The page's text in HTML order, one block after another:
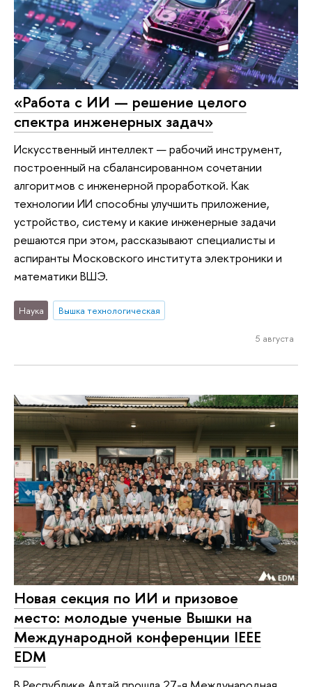
«Работа с ИИ — решение целого
спектра инженерных задач»
Искусственный интеллект — рабочий инструмент,
построенный на сбалансированном сочетании
алгоритмов с инженерной проработкой. Как
технологии ИИ способны улучшить приложение,
устройство, систему и какие инженерные задачи
решаются при этом, рассказывают специалисты и
аспиранты Московского института электроники и
математики ВШЭ.
Наука Вышка технологическая
5 августа
Новая секция по ИИ и призовое
место: молодые ученые Вышки на
Международной конференции IEEE
EDM